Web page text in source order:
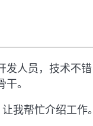
发人员，技术不
。
我帮忙介绍工作